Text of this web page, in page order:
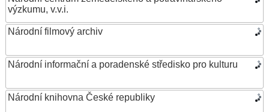
výzkumu, v.v.i.
Národní filmový archiv
Národní informační a poradenské středisko pro kulturu
Národní knihovna České republiky